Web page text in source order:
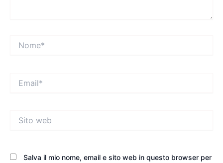
web
Salva il mio nome, email e sito web in questo browser per